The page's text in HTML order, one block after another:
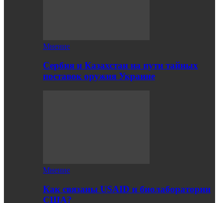
Мнение
Сербия и Казахстан на пути тайных
поставок оружия Украине
Мнение
Как связаны USAID и биолаборатории
США?